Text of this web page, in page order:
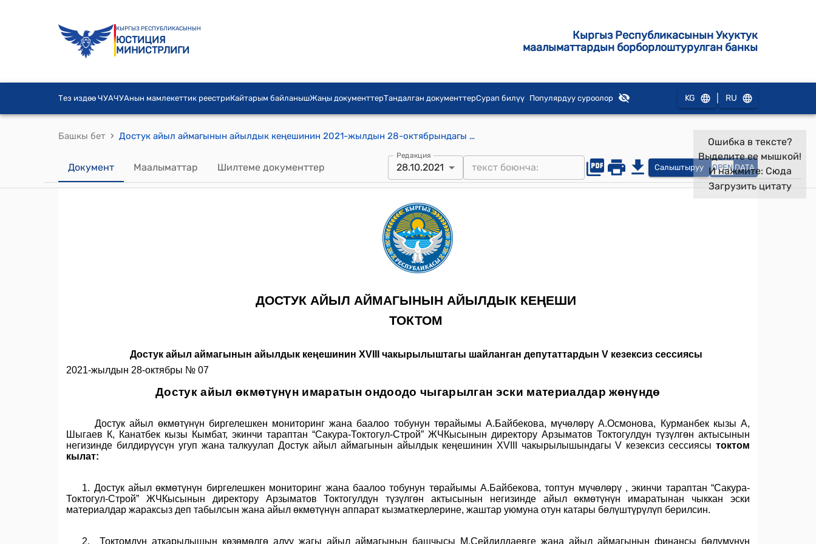
КЫРГЫЗ РЕСПУБЛИКАСЫНЫН
ЮСТИЦИЯ
МИНИСТРЛИГИ
Кыргыз Республикасынын Укуктук
маалыматтардын борборлоштурулган банкы
Тез издөө ЧУАЧУАнын мамлекеттик реестриКайтарым байланышЖаңы документтерТандалган документтерСурап билүү Популярдуу суроолор KG RU
Башкы бет › Достук айыл аймагынын айылдык кеңешинин 2021-жылдын 28-октябрындагы № 07 "Достук айыл өкмөтүнүн имаратын ондоодо чыгарылган эски материалдар жөнүндө" токтому
Документ Маалыматтар Шилтеме документтер
Редакция
28.10.2021 Салыштыруу OPEN DATA
Ошибка в тексте?
Выделите ее мышкой!
И нажмите: Сюда
Загрузить цитату